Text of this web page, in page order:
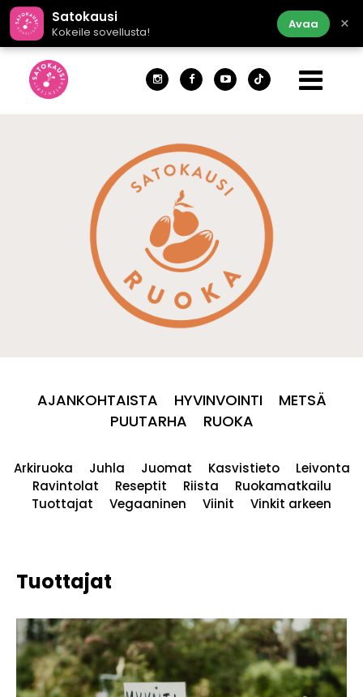
Satokausi
Kokeile sovellusta!
Avaa ×
AJANKOHTAISTA HYVINVOINTI
METSÄ
PUUTARHA
RUOKA
Arkiruoka Juhla Juomat Kasvistieto
Leivonta
Ravintolat
Reseptit Riista
Ruokamatkailu
Tuottajat
Vegaaninen Viinit Vinkit arkeen
Tuottajat